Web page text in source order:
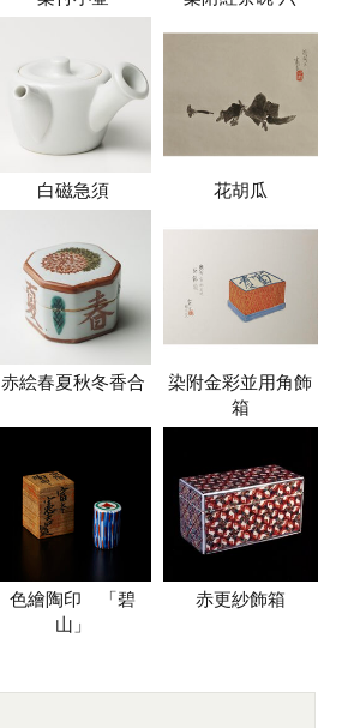
白磁急須 花胡瓜
赤絵春夏秋冬香合
染附金彩並用角飾
箱
色繪陶印 「碧
山」
赤更紗飾箱